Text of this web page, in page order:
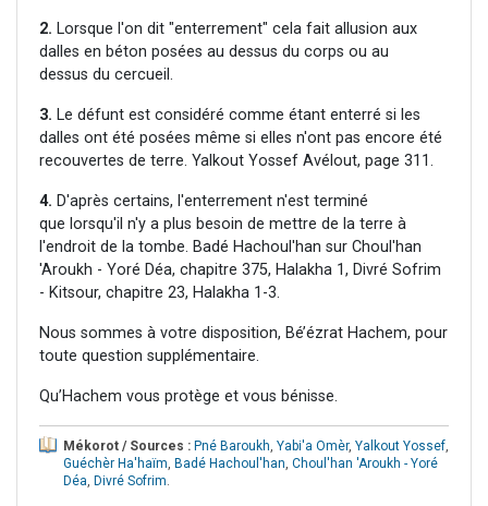
2. Lorsque l'on dit "enterrement" cela fait allusion aux
dalles en béton posées au dessus du corps ou au
dessus du cercueil.
3. Le défunt est considéré comme étant enterré si les
dalles ont été posées même si elles n'ont pas encore été
recouvertes de terre. Yalkout Yossef Avélout, page 311.
4. D'après certains, l'enterrement n'est terminé
que lorsqu'il n'y a plus besoin de mettre de la terre à
l'endroit de la tombe. Badé Hachoul'han sur Choul'han
'Aroukh - Yoré Déa, chapitre 375, Halakha 1, Divré Sofrim
- Kitsour, chapitre 23, Halakha 1-3.
Nous sommes à votre disposition, Bé’ézrat Hachem, pour
toute question supplémentaire.
Qu’Hachem vous protège et vous bénisse.
Mékorot / Sources : Pné Baroukh, Yabi'a Omèr, Yalkout Yossef,
Guéchèr Ha'haïm, Badé Hachoul'han, Choul'han 'Aroukh - Yoré
Déa, Divré Sofrim.